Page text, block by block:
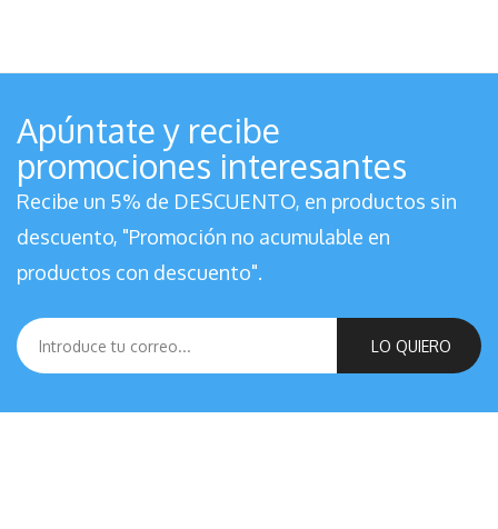
Apúntate y recibe
promociones interesantes
Recibe un 5% de DESCUENTO, en productos sin
descuento, "Promoción no acumulable en
productos con descuento".
LO QUIERO